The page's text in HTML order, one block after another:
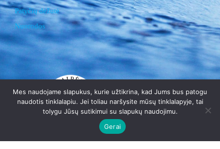
Patyčių dėžutė
Nuorodos
Klaipėdos suaugusiųjų
Mes naudojame slapukus, kurie užtikrina, kad Jums bus patogu
naudotis tinklalapiu. Jei toliau naršysite mūsų tinklalapyje, tai
tolygu Jūsų sutikimui su slapukų naudojimu.
Gerai